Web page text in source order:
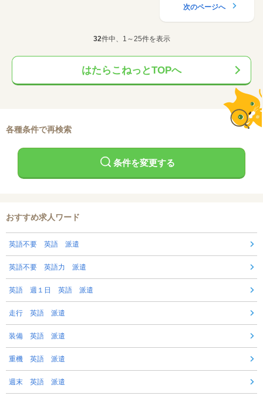
次のページへ
32件中、1～25件を表示
はたらこねっとTOPへ
各種条件で再検索
条件を変更する
おすすめ求人ワード
英語不要 英語 派遣
英語不要 英語力 派遣
英語 週１日 英語 派遣
走行 英語 派遣
装備 英語 派遣
重機 英語 派遣
週末 英語 派遣